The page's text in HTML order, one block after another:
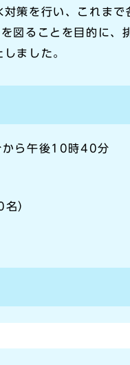
策を行い、これま
ることを目的に、
ました。
ら午後10時40分
）